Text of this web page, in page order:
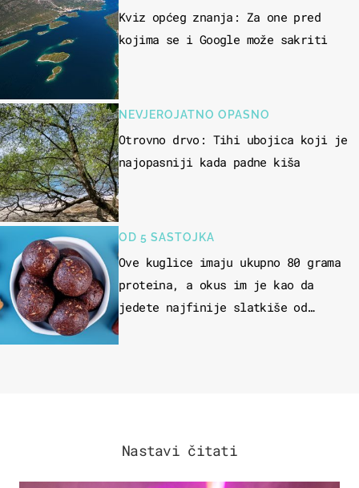
Kviz općeg znanja: Za one pred
kojima se i Google može sakriti
NEVJEROJATNO OPASNO
Otrovno drvo: Tihi ubojica koji je
najopasniji kada padne kiša
OD 5 SASTOJKA
Ove kuglice imaju ukupno 80 grama
proteina, a okus im je kao da
jedete najfinije slatkiše od
Nastavi čitati